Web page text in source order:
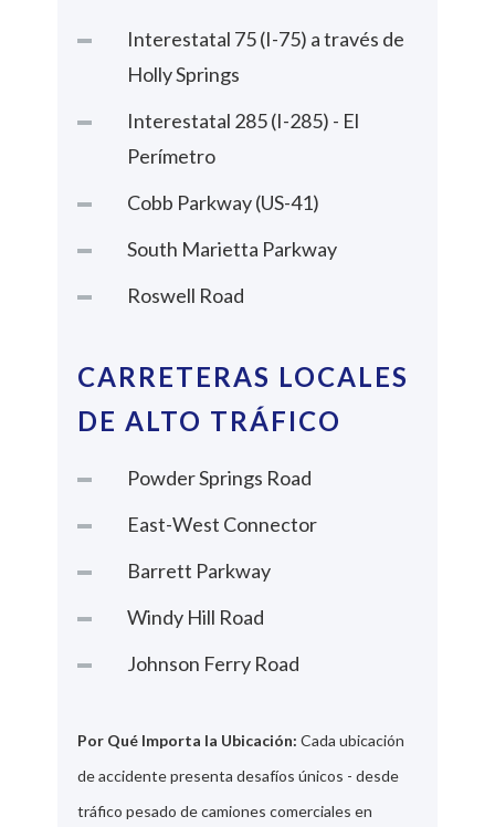
Interestatal 75 (I-75) a través de
Holly Springs
Interestatal 285 (I-285) - El
Perímetro
Cobb Parkway (US-41)
South Marietta Parkway
Roswell Road
CARRETERAS LOCALES
DE ALTO TRÁFICO
Powder Springs Road
East-West Connector
Barrett Parkway
Windy Hill Road
Johnson Ferry Road
Por Qué Importa la Ubicación: Cada ubicación
de accidente presenta desafíos únicos - desde
tráfico pesado de camiones comerciales en